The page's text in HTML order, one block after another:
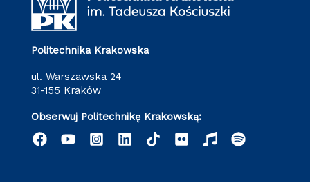
Politechnika Krakowska
ul. Warszawska 24
31-155 Kraków
Obserwuj Politechnikę Krakowską: